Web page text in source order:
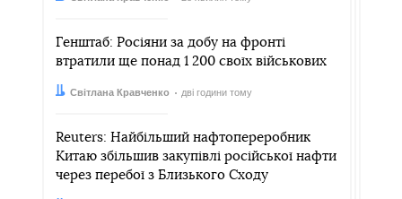
Генштаб: Росіяни за добу на фронті
втратили ще понад 1 200 своїх військових
Автор:
Світлана Кравченко
Дата: дві години тому
Reuters: Найбільший нафтопереробник
Китаю збільшив закупівлі російської нафти
через перебої з Близького Сходу